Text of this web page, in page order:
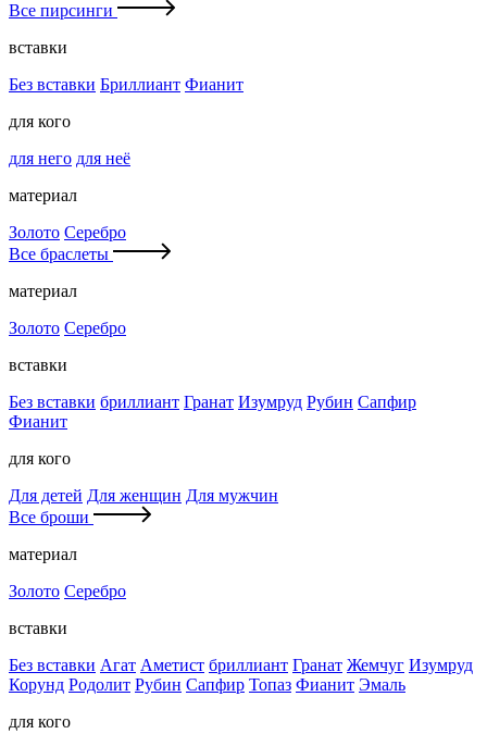
Все пирсинги
вставки
Без вставки Бриллиант Фианит
для кого
для него для неё
материал
Золото Серебро
Все браслеты
материал
Золото Серебро
вставки
Без вставки бриллиант Гранат Изумруд Рубин Сапфир
Фианит
для кого
Для детей Для женщин Для мужчин
Все броши
материал
Золото Серебро
вставки
Без вставки Агат Аметист бриллиант Гранат Жемчуг Изумруд
Корунд Родолит Рубин Сапфир Топаз Фианит Эмаль
для кого